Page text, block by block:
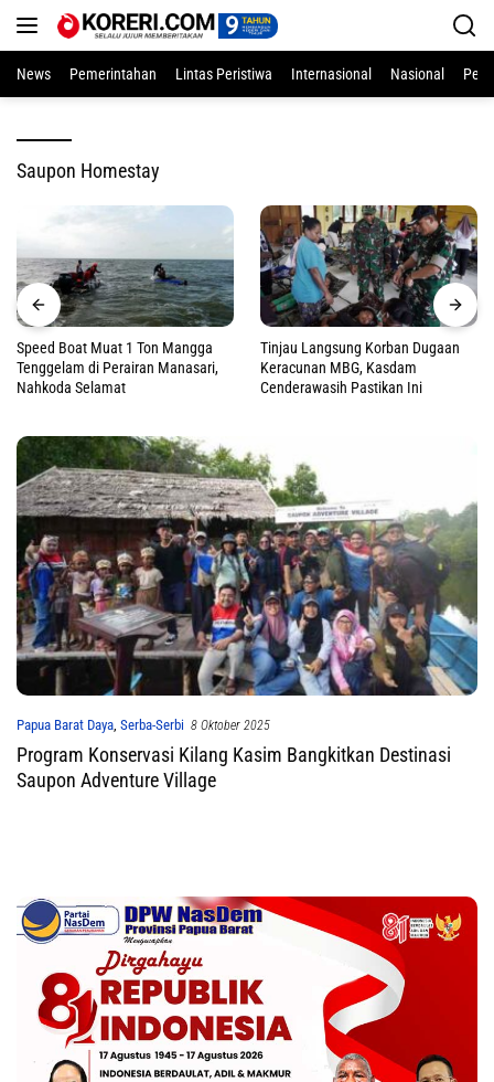
News
Pemerintahan Lintas Peristiwa Internasional Nasional
Saupon Homestay
Speed Boat Muat 1 Ton Mangga
Tenggelam di Perairan Manasari,
Nahkoda Selamat
Tinjau Langsung Korban Dugaan
Keracunan MBG, Kasdam
Cenderawasih Pastikan Ini
Papua Barat Daya, Serba-Serbi 8 Oktober 2025
Program Konservasi Kilang Kasim Bangkitkan Destinasi
Saupon Adventure Village